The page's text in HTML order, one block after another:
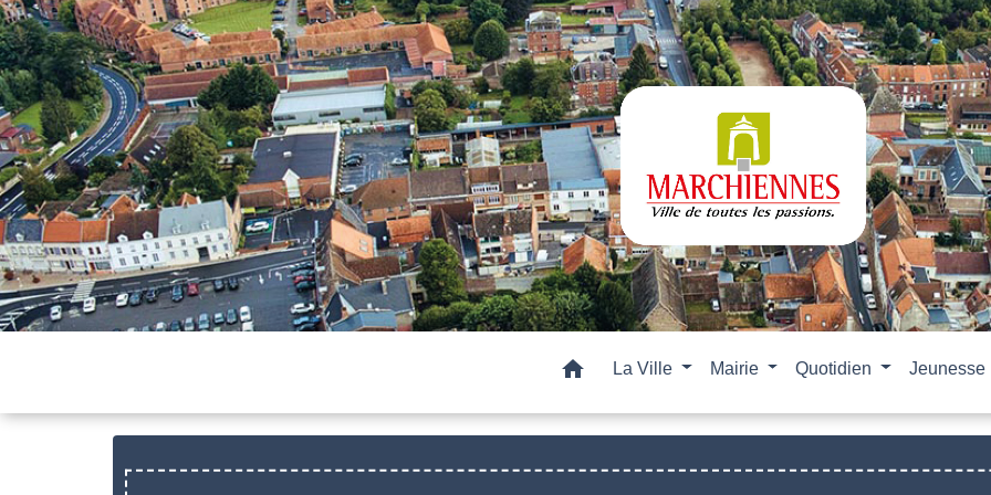
home La Ville Mairie Quotidien Jeunesse